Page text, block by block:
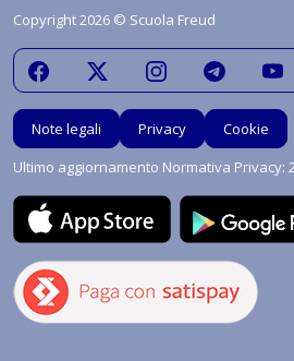
Copyright 2026 © Scuola Freud
Note legali Privacy
Cookie
Ultimo aggiornamento Normativa Privacy: